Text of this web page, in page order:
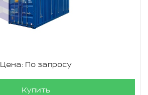
Цена: По запросу
Купить